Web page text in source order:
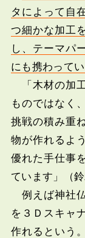
タによって自
つ細かな加工
し、テーマパ
にも携わって
「木材の加
ものではなく
挑戦の積み重
物が作れるよ
優れた手仕事
ています」（鈴
例えば神社
を３Ｄスキャ
作れるという